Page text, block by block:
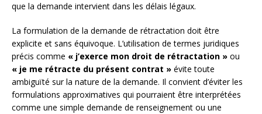
que la demande intervient dans les délais légaux.
La formulation de la demande de rétractation doit être
explicite et sans équivoque. L’utilisation de termes juridiques
précis comme « j’exerce mon droit de rétractation » ou
« je me rétracte du présent contrat » évite toute
ambiguïté sur la nature de la demande. Il convient d’éviter les
formulations approximatives qui pourraient être interprétées
comme une simple demande de renseignement ou une